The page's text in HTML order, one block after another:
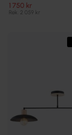
1 750 kr
Rek. 2 059 kr